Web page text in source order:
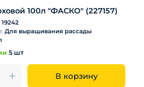
100л "ФАСКО" (227157)
19242
Для выращивания рассады
5 шт
В корзину